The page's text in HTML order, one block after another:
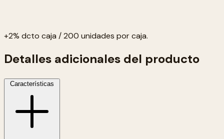
+2% dcto caja / 200 unidades por caja.
Detalles adicionales del producto
Características